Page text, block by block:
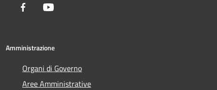
Facebook
Amministrazione
Organi di Governo
Aree Amministrative